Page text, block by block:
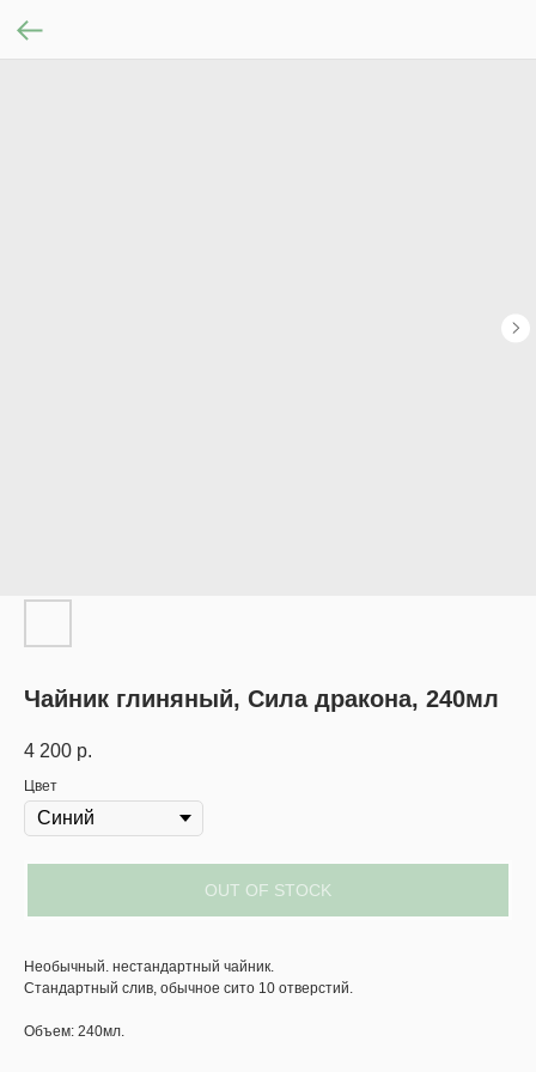
Чайник глиняный, Сила дракона, 240мл
4 200 р.
Цвет
OUT OF STOCK
Необычный. нестандартный чайник.
Стандартный слив, обычное сито 10 отверстий.
Объем: 240мл.